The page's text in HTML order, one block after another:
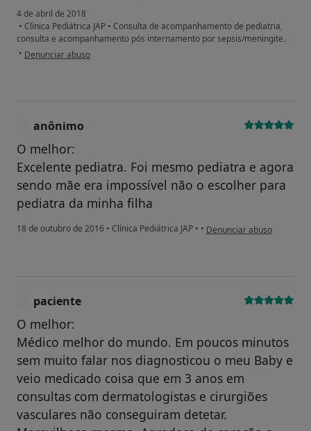
4 de abril de 2018
• Clínica Pediátrica JAP • Consulta de acompanhamento de pediatria,
consulta e acompanhamento pós internamento por sepsis/meningite.
• na opinião do utilizador Conta eliminada
Denunciar abuso
anônimo
O melhor:
Excelente pediatra. Foi mesmo pediatra e agora
sendo mãe era impossível não o escolher para
pediatra da minha filha
18 de outubro de 2016 • Clínica Pediátrica JAP • • na opinião do utilizador
Denunciar abuso
paciente
O melhor:
Médico melhor do mundo. Em poucos minutos
sem muito falar nos diagnosticou o meu Baby e
veio medicado coisa que em 3 anos em
consultas com dermatologistas e cirurgiões
vasculares não conseguiram detetar.